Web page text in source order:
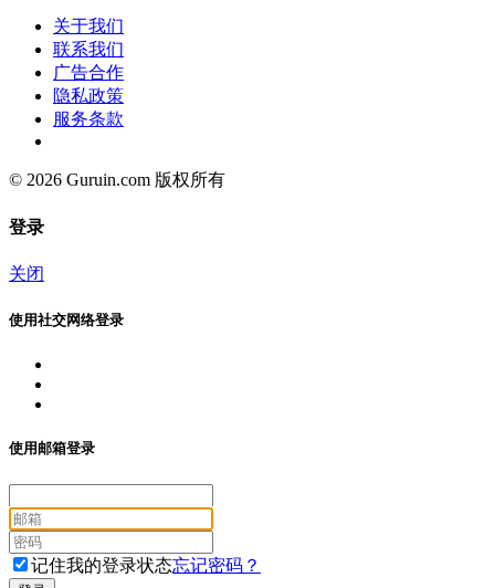
关于我们
联系我们
广告合作
隐私政策
服务条款
© 2026 Guruin.com 版权所有
登录
关闭
使用社交网络登录
使用邮箱登录
记住我的登录状态忘记密码？